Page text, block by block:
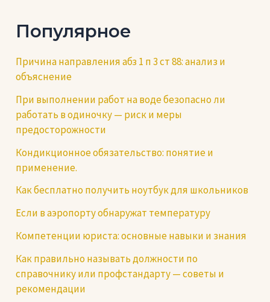
Популярное
Причина направления абз 1 п 3 ст 88: анализ и
объяснение
При выполнении работ на воде безопасно ли
работать в одиночку — риск и меры
предосторожности
Кондикционное обязательство: понятие и
применение.
Как бесплатно получить ноутбук для школьников
Если в аэропорту обнаружат температуру
Компетенции юриста: основные навыки и знания
Как правильно называть должности по
справочнику или профстандарту — советы и
рекомендации